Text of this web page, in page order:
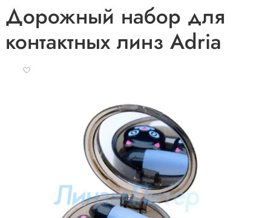
Дорожный набор для
контактных линз Adria